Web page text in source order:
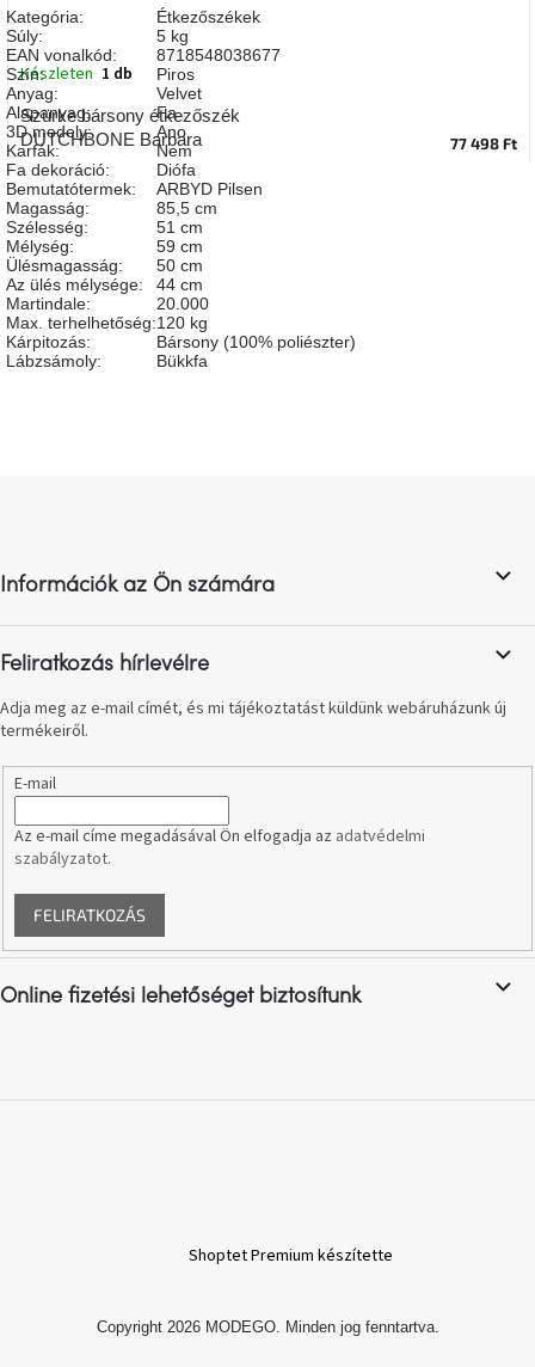
kedvezményesen
Anyák
napja
Egy
étkező,
amely
szórakoztat!
A
8.
születésnap
megünneplése
utalványok
Formwood
kollekció
Most
hullámon
Fedezze
fel
Kis
Szürke bársony étkezőszék
DUTCHBONE Barbara
Készleten 1 db
77 498 Ft
Kategória:
Étkezőszékek
Súly:
5 kg
EAN vonalkód:
8718548038677
Szín:
Piros
Anyag:
Velvet
Alapanyag:
Fa
3D modely:
Ano
Karfák:
Nem
Fa dekoráció:
Diófa
Bemutatótermek:
ARBYD Pilsen
Magasság:
85,5 cm
Szélesség:
51 cm
Mélység:
59 cm
Ülésmagasság:
50 cm
Az ülés mélysége:
44 cm
Martindale:
20.000
Max. terhelhetőség:120 kg
Kárpitozás:
Bársony (100% poliészter)
Lábzsámoly: Bükkfa
é
c
Információk az Ön számára
Feliratkozás hírlevélre
Adja meg az e-mail címét, és mi tájékoztatást küldünk webáruházunk új
termékeiről.
E-mail
Az e-mail címe megadásával Ön elfogadja az adatvédelmi
szabályzatot.
FELIRATKOZÁS
Online fizetési lehetőséget biztosítunk
Shoptet Premium készítette
Copyright 2026 MODEGO. Minden jog fenntartva.